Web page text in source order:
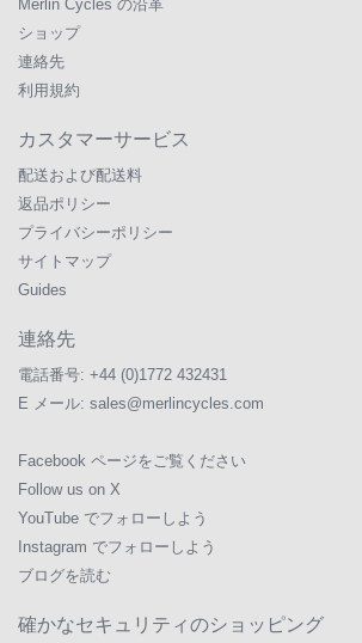
Merlin Cycles の沿革
ショップ
連絡先
利用規約
カスタマーサービス
配送および配送料
返品ポリシー
プライバシーポリシー
サイトマップ
Guides
連絡先
電話番号: +44 (0)1772 432431
E メール: sales@merlincycles.com
Facebook ページをご覧ください
Follow us on X
YouTube でフォローしよう
Instagram でフォローしよう
ブログを読む
確かなセキュリティのショッピング